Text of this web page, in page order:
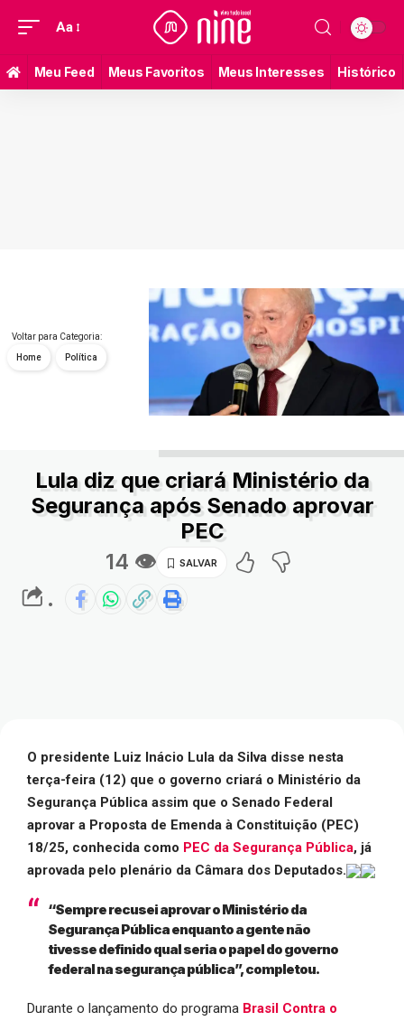
Aa
Meu Feed Meus Favoritos Meus Interesses Histórico
Voltar para Categoria:
Home Política
Lula diz que criará Ministério da
Segurança após Senado aprovar
PEC
14 👁
.
O presidente Luiz Inácio Lula da Silva disse nesta
terça-feira (12) que o governo criará o Ministério da
Segurança Pública assim que o Senado Federal
aprovar a Proposta de Emenda à Constituição (PEC)
18/25, conhecida como PEC da Segurança Pública, já
aprovada pelo plenário da Câmara dos Deputados.
“Sempre recusei aprovar o Ministério da
Segurança Pública enquanto a gente não
tivesse definido qual seria o papel do governo
federal na segurança pública”, completou.
Durante o lançamento do programa Brasil Contra o